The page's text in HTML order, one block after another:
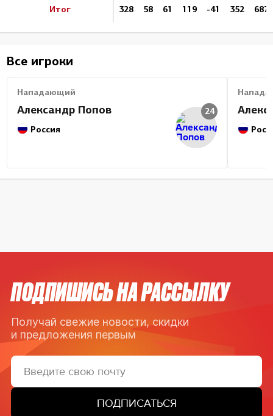
Итог 328 58 61 119 -41 352 687
Все игроки
Нападающий
Александр Попов
Россия
24
ПОДПИШИСЬ НА РАССЫЛКУ
Получай свежие новости, скидки
и предложения первым
ПОДПИСАТЬСЯ